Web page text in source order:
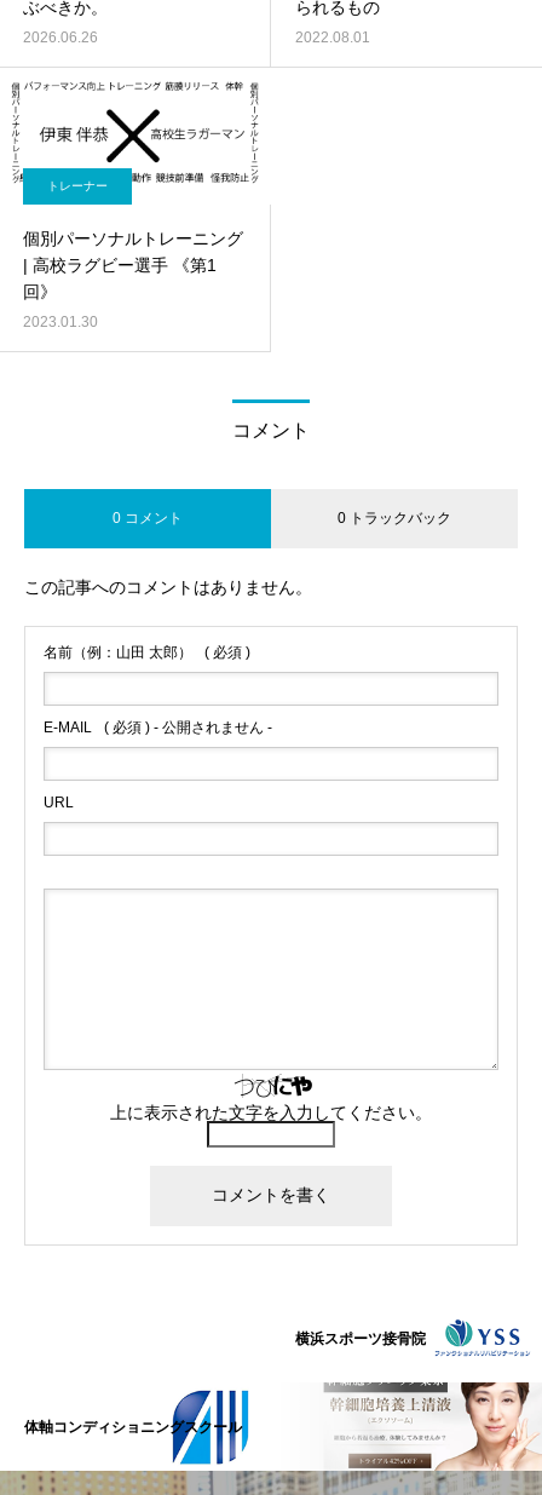
ぶべきか。
2026.06.26
られるもの
2022.08.01
トレーナー
個別パーソナルトレーニング
| 高校ラグビー選手 《第1
回》
2023.01.30
コメント
0 コメント 0 トラックバック
この記事へのコメントはありません。
名前（例：山田 太郎） ( 必須 )
E-MAIL ( 必須 ) - 公開されません -
URL
上に表示された文字を入力してください。
横浜スポーツ接骨院
体軸コンディショニングスクール